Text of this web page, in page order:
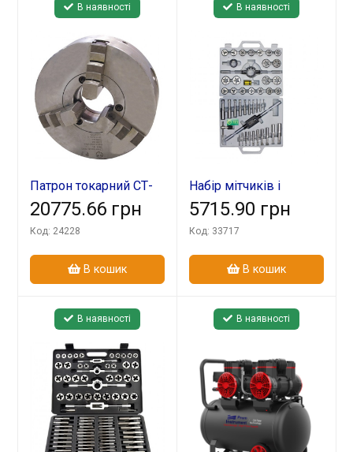
В наявності
Патрон токарний СТ-
250 (7100-0035ПИ)
20775.66 грн
Код: 24228
В кошик
В наявності
Набір мітчиків і
плашок М6-М24
чемодан 45пред
5715.90 грн
Код: 33717
В кошик
В наявності В наявності